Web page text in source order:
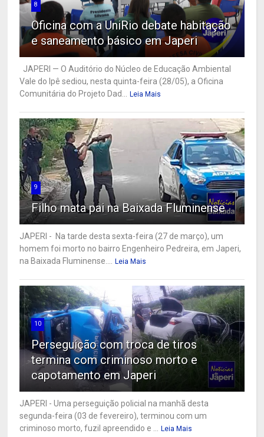
8
Oficina com a UniRio debate habitação
e saneamento básico em Japeri
JAPERI — O Auditório do Núcleo de Educação Ambiental
Vale do Ipê sediou, nesta quinta-feira (28/05), a Oficina
Comunitária do Projeto Dad...
Leia Mais
9
Filho mata pai na Baixada Fluminense
JAPERI - Na tarde desta sexta-feira (27 de março), um
homem foi morto no bairro Engenheiro Pedreira, em Japeri,
na Baixada Fluminense....
Leia Mais
10
Perseguição com troca de tiros
termina com criminoso morto e
capotamento em Japeri
JAPERI - Uma perseguição policial na manhã desta
segunda-feira (03 de fevereiro), terminou com um
criminoso morto, fuzil apreendido e ...
Leia Mais